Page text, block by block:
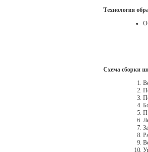
Технология
Схема сборки